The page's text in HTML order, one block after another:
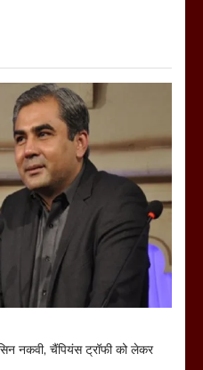
नकवी, चैंपियंस ट्रॉफी को लेकर